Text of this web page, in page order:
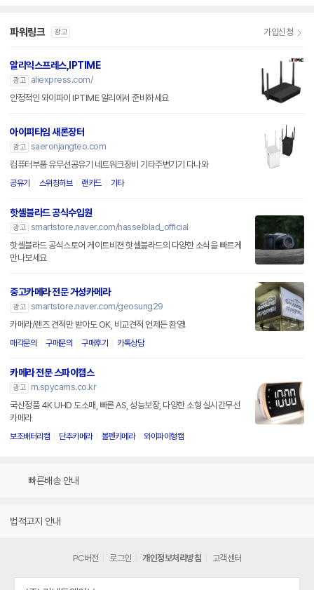
파워링크 광고 가입신청
알리익스프레스,IPTIME
광고
aliexpress.com/
안정적인 와이파이 IPTIME 알리에서 준비하세요
아이피타임 새론장터
광고 saeronjangteo.com
컴퓨터부품 유무선공유기 네트워크장비 기타주변기기 다나와
공유기 스위칭허브 랜카드 기타
핫셀블라드 공식수입원
광고 smartstore.naver.com/hasselblad_official
핫셀블라드 공식스토어 게이트비젼 핫셀블라드의 다양한 소식을 빠르게
만나보세요
중고카메라 전문 거성카메라
광고 smartstore.naver.com/geosung29
카메라/렌즈 견적만 받아도 OK, 비교견적 언제든 환영!
매각문의 구매문의 구매후기 카톡상담
카메라 전문 스파이캠스
광고
m.spycams.co.kr
국산정품 4K UHD 도소매, 빠른 AS, 성능보장, 다양한 소형 실시간무선
카메라
보조배터리캠 단추카메라 볼펜카메라 와이파이형캠
빠른배송 안내
법적고지 안내
PC버전 로그인 개인정보처리방침 고객센터